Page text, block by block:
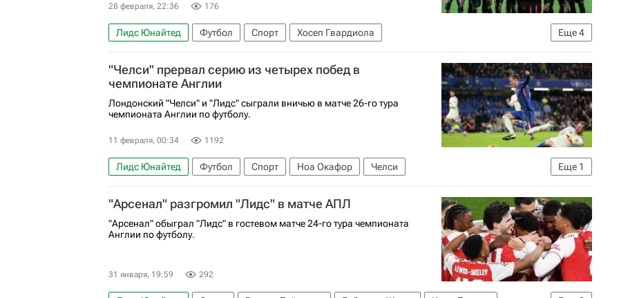
28 февраля, 22:36 176
Еще4
Лидс Юнайтед Футбол Спорт
Хосеп Гвардиола
АПЛ 2026-2027 (Чемпионат Англии по футболу)
Эрлинг Холанд
Манчестер Сити
Арсенал (Лондон)
"Челси" прервал серию из четырех побед в
чемпионате Англии
Лондонский "Челси" и "Лидс" сыграли вничью в матче 26-го тура
чемпионата Англии по футболу.
11 февраля, 00:34 1192
Еще 1
Лидс Юнайтед Футбол Спорт Ноа Окафор
Челси
АПЛ 2026-2027 (Чемпионат Англии по футболу)
"Арсенал" разгромил "Лидс" в матче АПЛ
"Арсенал" обыграл "Лидс" в гостевом матче 24-го тура чемпионата
Англии по футболу.
31 января, 19:59 292